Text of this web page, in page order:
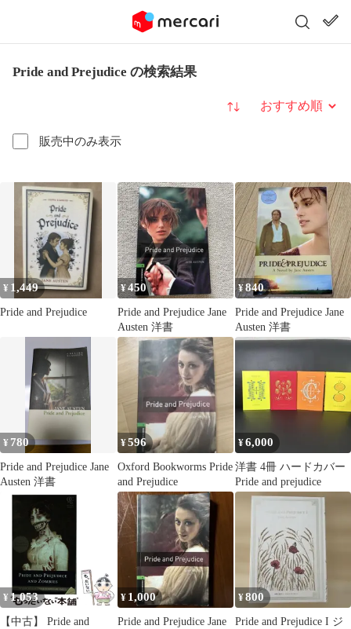
Pride and Prejudice の検索結果
販売中のみ表示
並び替え
¥ 1,449
Pride and Prejudice
¥450
Pride and Prejudice Jane
Austen 洋書
¥840
Pride and Prejudice Jane
Austen 洋書
¥ 780
Pride and Prejudice Jane
Austen 洋書
¥596
Oxford Bookworms Pride
and Prejudice
¥6,000
洋書 4冊 ハードカバー
Pride and prejudice
¥ 1,053
【中古】 Pride and
¥ 1,000
Pride and Prejudice Jane
¥800
Pride and Prejudice I ジ